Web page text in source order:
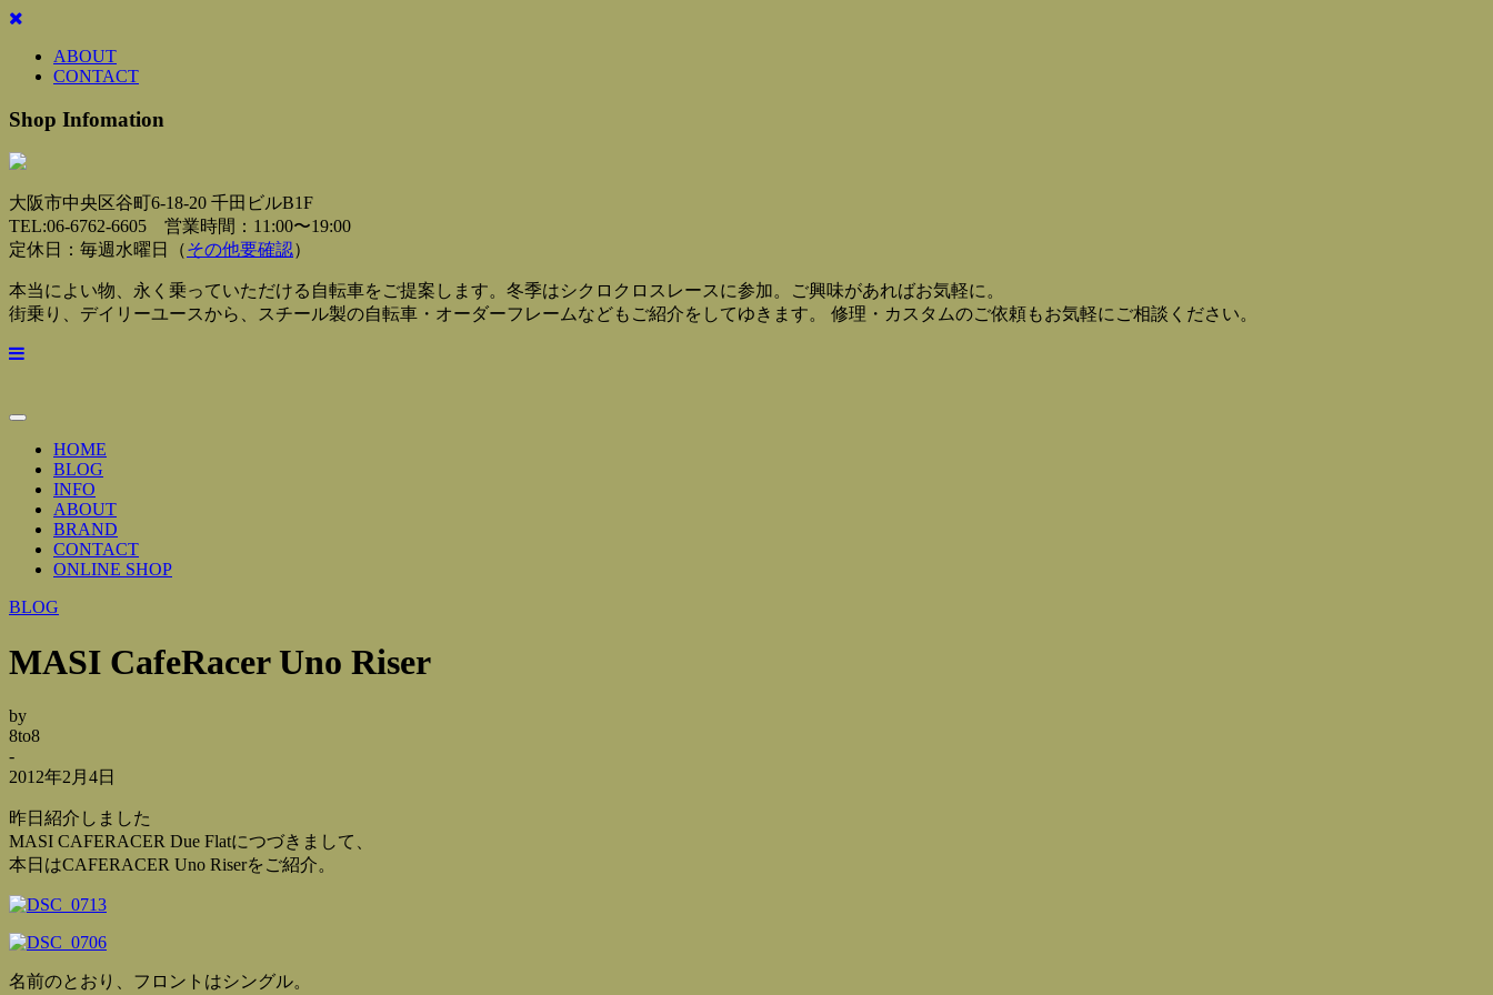
ABOUT
CONTACT
Shop Infomation
大阪市中央区谷町6-18-20 千田ビルB1F
TEL:06-6762-6605 営業時間：11:00〜19:00
定休日：毎週水曜日（その他要確認）
本当によい物、永く乗っていただける自転車をご提案します。冬季はシクロクロスレースに参加。ご興味があればお気軽に。
街乗り、デイリーユースから、スチール製の自転車・オーダーフレームなどもご紹介をしてゆきます。 修理・カスタムのご依頼もお気軽にご相談ください。
Toggle
Navigation
HOME
BLOG
INFO
ABOUT
BRAND
CONTACT
ONLINE SHOP
BLOG
MASI CafeRacer Uno Riser
by
8to8
-
2012年2月4日
昨日紹介しました
MASI CAFERACER Due Flatにつづきまして、
本日はCAFERACER Uno Riserをご紹介。
名前のとおり、フロントはシングル。